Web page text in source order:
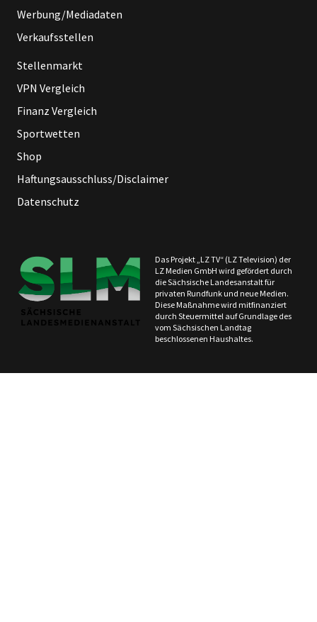
Werbung/Mediadaten
Verkaufsstellen
Stellenmarkt
VPN Vergleich
Finanz Vergleich
Sportwetten
Shop
Haftungsausschluss/Disclaimer
Datenschutz
Das Projekt „LZ TV“ (LZ Television) der
LZ Medien GmbH wird gefördert durch
die Sächsische Landesanstalt für
privaten Rundfunk und neue Medien.
Diese Maßnahme wird mitfinanziert
durch Steuermittel auf Grundlage des
vom Sächsischen Landtag
beschlossenen Haushaltes.